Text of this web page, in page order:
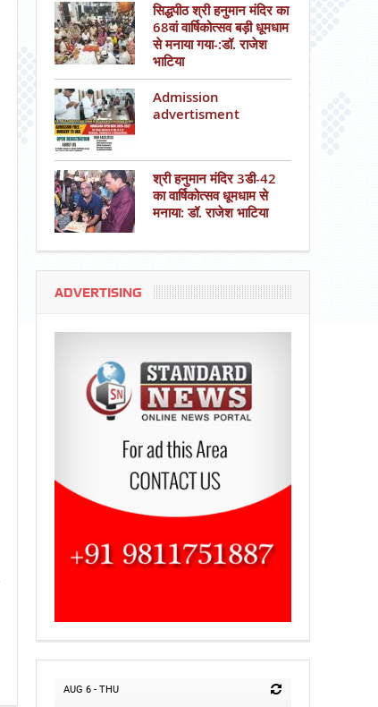
सिद्धपीठ श्री हनुमान मंदिर का
68वां वार्षिकोत्सव बड़ी धूमधाम
से मनाया गया-:डॉ. राजेश
भाटिया
Admission
advertisment
श्री हनुमान मंदिर 3डी-42
का वार्षिकोत्सव धूमधाम से
मनाया: डॉ. राजेश भाटिया
ADVERTISING
AUG 6 - THU